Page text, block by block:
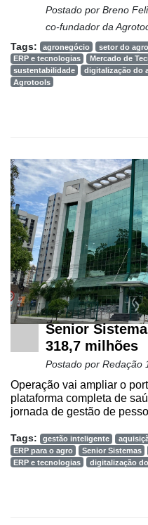
Cadastre-
Postado por Breno
co-fundador da
Tags: agronegócio
setor do
ERP e tecnologias
Mercado de
sustentabilidade
digitalização do
Agrotools
Senior
318,7 milhões
Postado por Redação
Operação vai ampliar o
plataforma completa de
jornada de gestão de
Tags: gestão inteligente
ERP para o agro
Senior Sistemas
ERP e tecnologias
digitalização